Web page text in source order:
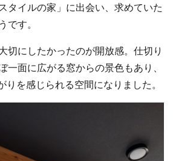
タイルの家」に出会い、求めていた
です。
切にしたかったのが開放感。仕切り
一面に広がる窓からの景色もあり、
りを感じられる空間になりました。